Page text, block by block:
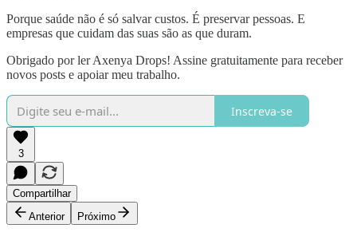
Porque saúde não é só salvar custos. É preservar pessoas. E
empresas que cuidam das suas são as que duram.
Obrigado por ler Axenya Drops! Assine gratuitamente para receber
novos posts e apoiar meu trabalho.
Inscreva-se
3
Compartilhar
Anterior
Próximo